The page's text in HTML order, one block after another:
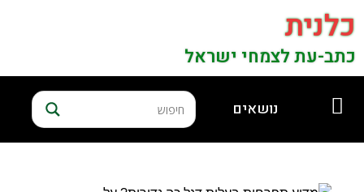
כלנית
כתב-עת לצמחי ישראל
נושאים